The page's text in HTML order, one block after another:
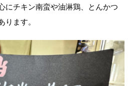
にチキン南蛮や油淋鶏、とんかつ
ます。